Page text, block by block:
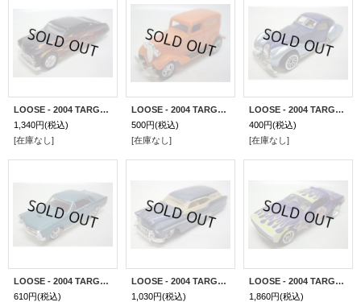
LOOSE - 2004 TARGET LARRY WOOD'S 35th ANNI. 【PURPLE PASSION】 BLACK/RR
1,340円(税込)
[在庫なし]
LOOSE - 2004 TARGET LARRY WOOD'S 35th ANNI. 【'34 FORD】 ORANGE/RR
500円(税込)
[在庫なし]
LOOSE - 2004 TARGET LARRY WOOD'S 35th ANNI. 【TALBOT LAGO】 MET.BLUE/LACE
400円(税込)
[在庫なし]
LOOSE - 2004 TARGET LARRY WOOD'S 35th ANNI. 【'64 PONTIAC GTO】 MET.AQUA/RR
610円(税込)
LOOSE - 2004 TARGET LARRY WOOD'S 35th ANNI. 【'50 BUICK】 MET.BLUEGRAY/RR
1,030円(税込)
LOOSE - 2004 TARGET LARRY WOOD'S 35th ANNI. 【PLYMOUTH BARRACUDA】 FLAT PURPLE/RR
1,860円(税込)